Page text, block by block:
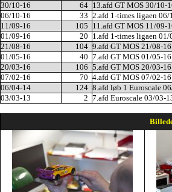
30/10-16
64 13.afd GT MOS 30/10-
06/10-16
33 2.afd 1-times ligaen 06/
11/09-16
105 11.afd GT MOS 11/09-
01/09-16
20 1.afd 1-times ligaen 01/
21/08-16
104 9.afd GT MOS 21/08-16
01/05-16
40 7.afd GT MOS 01/05-16
20/03-16
106 5.afd GT MOS 20/03-16
07/02-16
70 4.afd GT MOS 07/02-16
06/04-14
124 8.afd løb 1 Euroscale
03/03-13
2 7.afd Euroscale 03/03-